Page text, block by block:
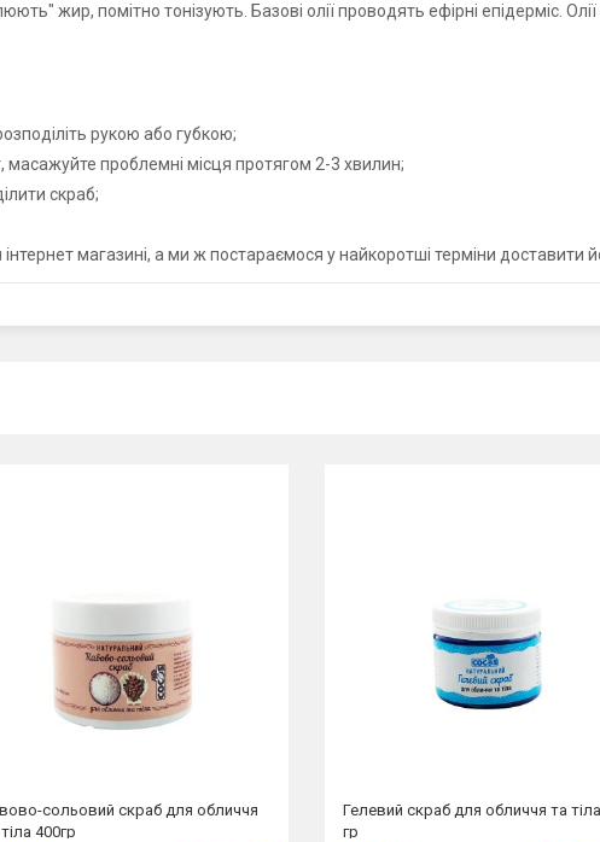
жир, помітно тонізують. Базові олії проводять ефірні епідерміс.
рукою або губкою;
проблемні місця протягом 2-3 хвилин;
скраб;
магазині, а ми ж постараємося у найкоротші терміни доставити
сольовий скраб для обличчя
400гр
Гелевий скраб для обличчя та
гр